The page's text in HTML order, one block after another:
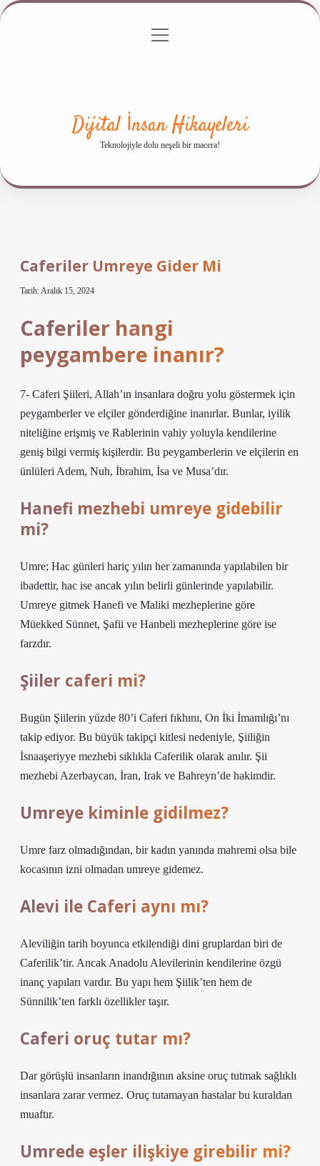
Gizlilik Politikası
menüyü
Dijital İnsan Hikayeleri
Teknolojiyle dolu neşeli bir macera!
Caferiler Umreye Gider Mi
Tarih: Aralık 15, 2024
Caferiler hangi
peygambere inanır?
7- Caferi Şiileri, Allah’ın insanlara doğru yolu göstermek için
peygamberler ve elçiler gönderdiğine inanırlar. Bunlar, iyilik
niteliğine erişmiş ve Rablerinin vahiy yoluyla kendilerine
geniş bilgi vermiş kişilerdir. Bu peygamberlerin ve elçilerin en
ünlüleri Adem, Nuh, İbrahim, İsa ve Musa’dır.
Hanefi mezhebi umreye gidebilir
mi?
Umre; Hac günleri hariç yılın her zamanında yapılabilen bir
ibadettir, hac ise ancak yılın belirli günlerinde yapılabilir.
Umreye gitmek Hanefi ve Maliki mezheplerine göre
Müekked Sünnet, Şafii ve Hanbeli mezheplerine göre ise
farzdır.
Şiiler caferi mi?
Bugün Şiilerin yüzde 80’i Caferi fıkhını, On İki İmamlığı’nı
takip ediyor. Bu büyük takipçi kitlesi nedeniyle, Şiiliğin
İsnaaşeriyye mezhebi sıklıkla Caferilik olarak anılır. Şii
mezhebi Azerbaycan, İran, Irak ve Bahreyn’de hakimdir.
Umreye kiminle gidilmez?
Umre farz olmadığından, bir kadın yanında mahremi olsa bile
kocasının izni olmadan umreye gidemez.
Alevi ile Caferi aynı mı?
Aleviliğin tarih boyunca etkilendiği dini gruplardan biri de
Caferilik’tir. Ancak Anadolu Alevilerinin kendilerine özgü
inanç yapıları vardır. Bu yapı hem Şiilik’ten hem de
Sünnilik’ten farklı özellikler taşır.
Caferi oruç tutar mı?
Dar görüşlü insanların inandığının aksine oruç tutmak sağlıklı
insanlara zarar vermez. Oruç tutamayan hastalar bu kuraldan
muaftır.
Umrede eşler ilişkiye girebilir mi?